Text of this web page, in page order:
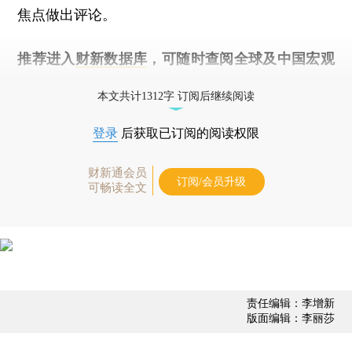
焦点做出评论。
推荐进入 财新数据库 ，可随时查阅全球及中国宏观
本文共计1312字 订阅后继续阅读
登录 后获取已订阅的阅读权限
财新通会员
可畅读全文
订阅/会员升级
责任编辑：李增新
版面编辑：李丽莎